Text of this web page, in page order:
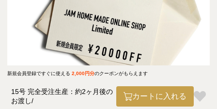
新規会員登録ですぐに使える 2,000円分のクーポンがもらえます
15号 完全受注生産：約2ヶ月後の
お渡し
カートに入れる